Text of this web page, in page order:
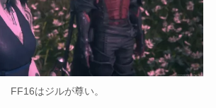
FF16はジルが尊い。